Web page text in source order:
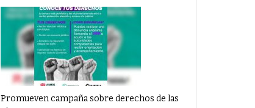
Promueven campaña sobre derechos de las